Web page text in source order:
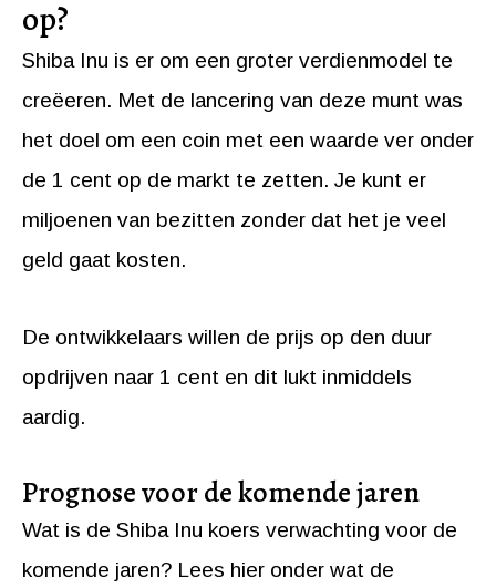
op?
Shiba Inu is er om een groter verdienmodel te
creëeren. Met de lancering van deze munt was
het doel om een coin met een waarde ver onder
de 1 cent op de markt te zetten. Je kunt er
miljoenen van bezitten zonder dat het je veel
geld gaat kosten.
De ontwikkelaars willen de prijs op den duur
opdrijven naar 1 cent en dit lukt inmiddels
aardig.
Prognose voor de komende jaren
Wat is de Shiba Inu koers verwachting voor de
komende jaren? Lees hier onder wat de